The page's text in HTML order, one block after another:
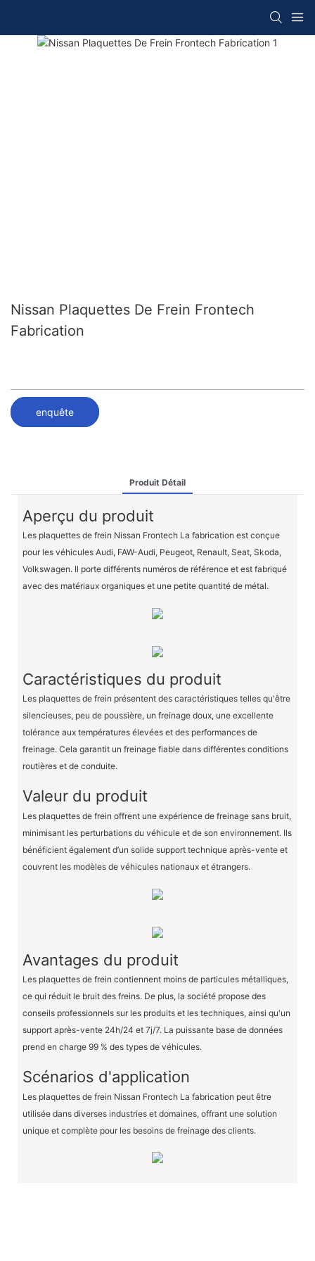
Nissan Plaquettes De Frein Frontech
Fabrication
enquête
Produit Détail
Aperçu du produit
Les plaquettes de frein Nissan Frontech La fabrication est conçue
pour les véhicules Audi, FAW-Audi, Peugeot, Renault, Seat, Skoda,
Volkswagen. Il porte différents numéros de référence et est fabriqué
avec des matériaux organiques et une petite quantité de métal.
Caractéristiques du produit
Les plaquettes de frein présentent des caractéristiques telles qu'être
silencieuses, peu de poussière, un freinage doux, une excellente
tolérance aux températures élevées et des performances de
freinage. Cela garantit un freinage fiable dans différentes conditions
routières et de conduite.
Valeur du produit
Les plaquettes de frein offrent une expérience de freinage sans bruit,
minimisant les perturbations du véhicule et de son environnement. Ils
bénéficient également d’un solide support technique après-vente et
couvrent les modèles de véhicules nationaux et étrangers.
Avantages du produit
Les plaquettes de frein contiennent moins de particules métalliques,
ce qui réduit le bruit des freins. De plus, la société propose des
conseils professionnels sur les produits et les techniques, ainsi qu'un
support après-vente 24h/24 et 7j/7. La puissante base de données
prend en charge 99 % des types de véhicules.
Scénarios d'application
Les plaquettes de frein Nissan Frontech La fabrication peut être
utilisée dans diverses industries et domaines, offrant une solution
unique et complète pour les besoins de freinage des clients.